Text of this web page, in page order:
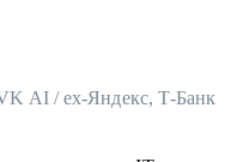
резюме и
достижений.
AI / ex-Яндекс, Т-Банк